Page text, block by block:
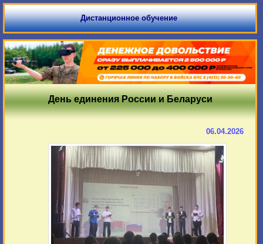
Дистанционное обучение
День единения России и Беларуси
06.04.2026